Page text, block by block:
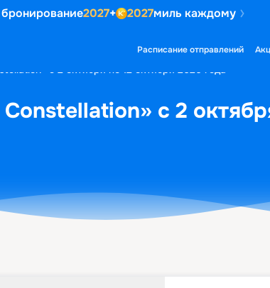
2027+ 2027миль каждому
Расписание отправлений
с 2 октября по 12 октября 2026 года
с 2